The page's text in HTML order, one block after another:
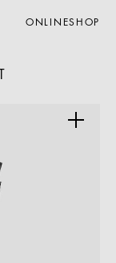
ONLINESHOP